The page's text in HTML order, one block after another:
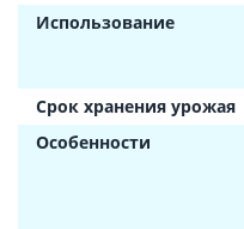
Использование
Срок хранения урожая
Особенности